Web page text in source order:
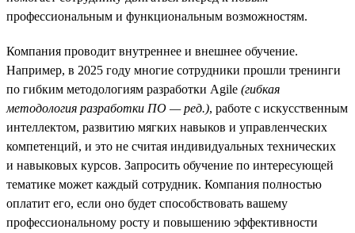
профессиональным и функциональным возможностям.
Компания проводит внутреннее и внешнее обучение.
Например, в 2025 году многие сотрудники прошли тренинги
по гибким методологиям разработки Agile (гибкая
методология разработки ПО — ред.), работе с искусственным
интеллектом, развитию мягких навыков и управленческих
компетенций, и это не считая индивидуальных технических
и навыковых курсов. Запросить обучение по интересующей
тематике может каждый сотрудник. Компания полностью
оплатит его, если оно будет способствовать вашему
профессиональному росту и повышению эффективности